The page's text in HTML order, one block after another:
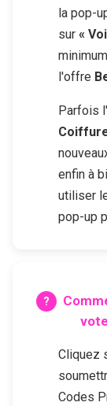
la pop-
sur «
l'offre
Parfois
enfin à
utiliser
pop-up
Cliquez
Codes